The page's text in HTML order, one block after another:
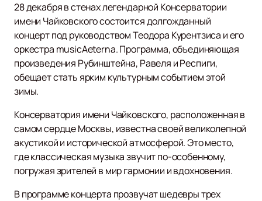
28 декабря в стенах легендарной Консерватории
имени Чайковского состоится долгожданный
концерт под руководством Теодора Курентзиса и его
оркестра musicAeterna. Программа, объединяющая
произведения Рубинштейна, Равеля и Респиги,
обещает стать ярким культурным событием этой
зимы.
Консерватория имени Чайковского, расположенная в
самом сердце Москвы, известна своей великолепной
акустикой и исторической атмосферой. Это место,
где классическая музыка звучит по-особенному,
погружая зрителей в мир гармонии и вдохновения.
В программе концерта прозвучат шедевры трех